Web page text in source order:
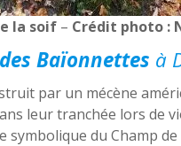
la soif– Crédit photo :
Baïonnettes à
par un mécène
leur tranchée lors de
symbolique du Champ